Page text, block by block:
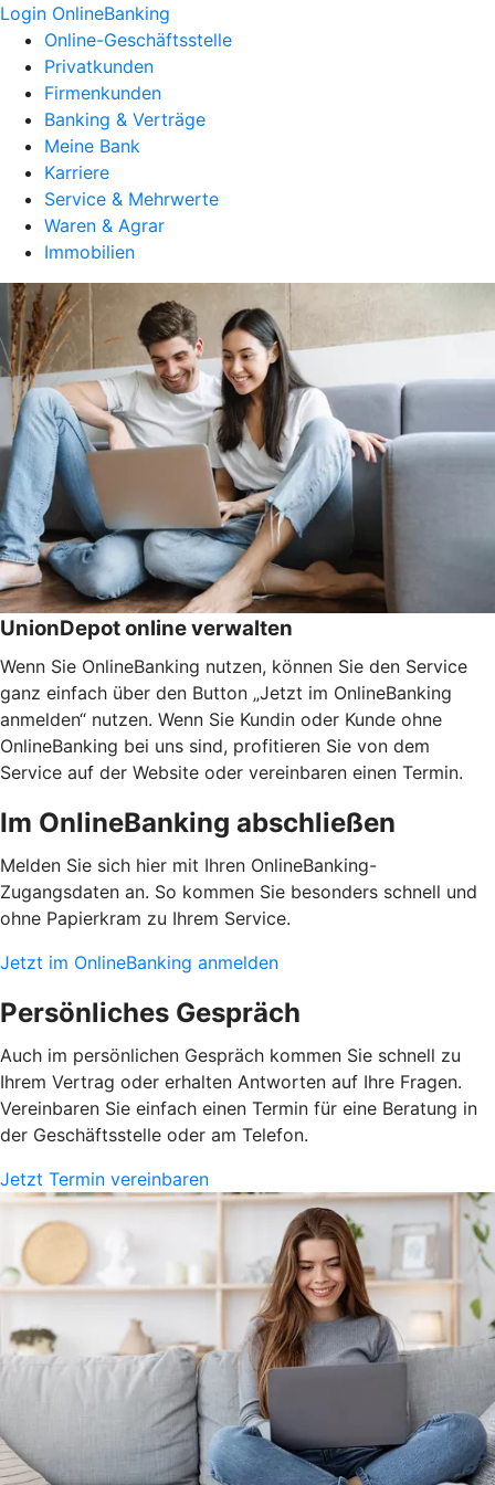
Login OnlineBanking
Online-Geschäftsstelle
Privatkunden
Firmenkunden
Banking & Verträge
Meine Bank
Karriere
Service & Mehrwerte
Waren & Agrar
Immobilien
UnionDepot online verwalten
Wenn Sie OnlineBanking nutzen, können Sie den Service
ganz einfach über den Button „Jetzt im OnlineBanking
anmelden“ nutzen. Wenn Sie Kundin oder Kunde ohne
OnlineBanking bei uns sind, profitieren Sie von dem
Service auf der Website oder vereinbaren einen Termin.
Im OnlineBanking abschließen
Melden Sie sich hier mit Ihren OnlineBanking-
Zugangsdaten an. So kommen Sie besonders schnell und
ohne Papierkram zu Ihrem Service.
Jetzt im OnlineBanking anmelden
Persönliches Gespräch
Auch im persönlichen Gespräch kommen Sie schnell zu
Ihrem Vertrag oder erhalten Antworten auf Ihre Fragen.
Vereinbaren Sie einfach einen Termin für eine Beratung in
der Geschäftsstelle oder am Telefon.
Jetzt Termin vereinbaren